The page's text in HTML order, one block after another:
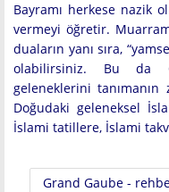
Bayramı herkese nazik
vermeyi öğretir.
duaların yanı sıra,
olabilirsiniz. Bu da
geleneklerini
Doğudaki geleneksel
İslami tatillere, İslami
Grand Gaube -